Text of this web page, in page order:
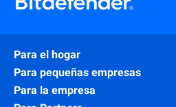
Para el hogar
Para pequeñas empresas
Para la empresa